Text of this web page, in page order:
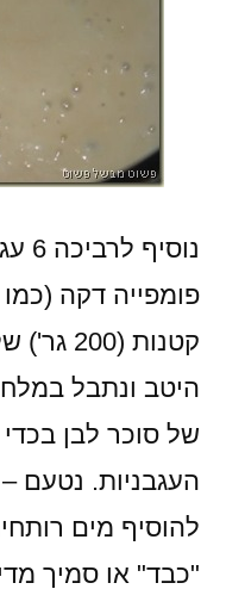
פומפייה דקה
קטנות
היטב ונתבל
של סוכר לבן
העגבניות. נטעם
להוסיף מים
"כבד" או סמיך